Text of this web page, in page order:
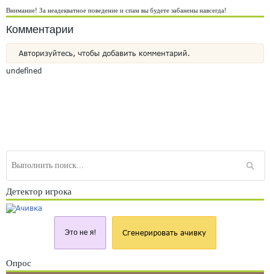
Внимание! За неадекватное поведение и спам вы будете забанены навсегда!
Комментарии
Авторизуйтесь, чтобы добавить комментарий.
undefined
Детектор игрока
Это не я! Сгенерировать ачивку
Опрос